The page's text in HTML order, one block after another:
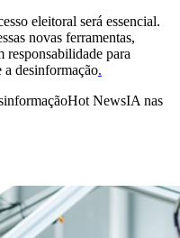
eleitoral será essencial.
novas ferramentas,
responsabilidade para
a desinformação.
Hot NewsIA nas